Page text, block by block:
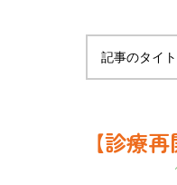
記事のタイ
【診療